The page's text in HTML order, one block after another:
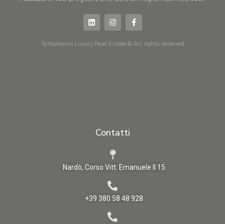
Symphonya Luxury Real Estate © All rights reserved
Contatti
Nardò, Corso Vitt. Emanuele II 15
+39 380 58 48 928